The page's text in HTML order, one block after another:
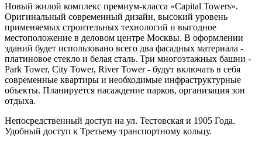
Новый жилой комплекс премиум-класса «Capital Towers».
Оригинальный современный дизайн, высокий уровень
применяемых строительных технологий и выгодное
местоположение в деловом центре Москвы. В оформлении
зданий будет использовано всего два фасадных материала -
платиновое стекло и белая сталь. Три многоэтажных башни -
Park Tower, City Tower, River Tower - будут включать в себя
современные квартиры и необходимые инфраструктурные
объекты. Планируется насаждение парков, организация зон
отдыха.
Непосредственный доступ на ул. Тестовская и 1905 Года.
Удобный доступ к Третьему транспортному кольцу.